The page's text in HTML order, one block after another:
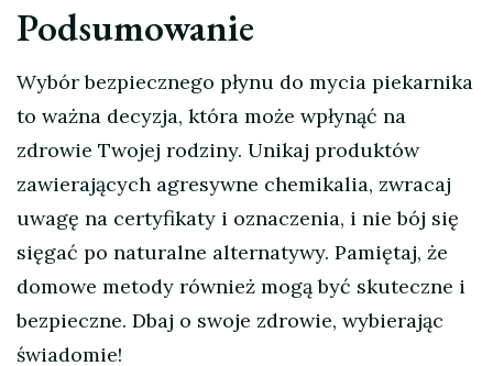
Podsumowanie
Wybór bezpiecznego płynu do mycia piekarnika
to ważna decyzja, która może wpłynąć na
zdrowie Twojej rodziny. Unikaj produktów
zawierających agresywne chemikalia, zwracaj
uwagę na certyfikaty i oznaczenia, i nie bój się
sięgać po naturalne alternatywy. Pamiętaj, że
domowe metody również mogą być skuteczne i
bezpieczne. Dbaj o swoje zdrowie, wybierając
świadomie!